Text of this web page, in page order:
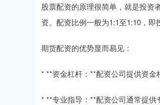
股票配资的原理很简单，就是投资
资。配资比例一般为1:1至1:10，即
期货配资的优势显而易见：
* **资金杠杆：**配资公司提供资金
* **专业指导：**配资公司通常提供